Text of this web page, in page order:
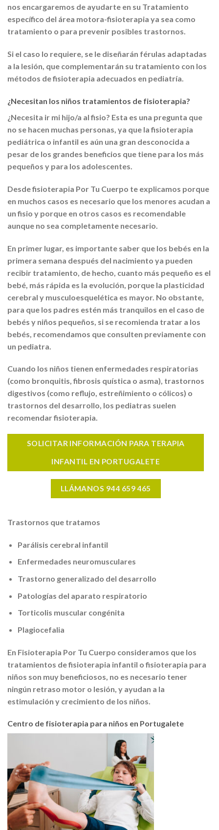
nos encargaremos de ayudarte en su Tratamiento
específico del área motora-fisioterapia ya sea como
tratamiento o para prevenir posibles trastornos.
Si el caso lo requiere, se le diseñarán férulas adaptadas
a la lesión, que complementarán su tratamiento con los
métodos de fisioterapia adecuados en pediatría.
¿Necesitan los niños tratamientos de fisioterapia?
¿Necesita ir mi hijo/a al fisio? Esta es una pregunta que
no se hacen muchas personas, ya que la fisioterapia
pediátrica o infantil es aún una gran desconocida a
pesar de los grandes beneficios que tiene para los más
pequeños y para los adolescentes.
Desde fisioterapia Por Tu Cuerpo te explicamos porque
en muchos casos es necesario que los menores acudan a
un fisio y porque en otros casos es recomendable
aunque no sea completamente necesario.
En primer lugar, es importante saber que los bebés en la
primera semana después del nacimiento ya pueden
recibir tratamiento, de hecho, cuanto más pequeño es el
bebé, más rápida es la evolución, porque la plasticidad
cerebral y musculoesquelética es mayor. No obstante,
para que los padres estén más tranquilos en el caso de
bebés y niños pequeños, si se recomienda tratar a los
bebés, recomendamos que consulten previamente con
un pediatra.
Cuando los niños tienen enfermedades respiratorias
(como bronquitis, fibrosis quística o asma), trastornos
digestivos (como reflujo, estreñimiento o cólicos) o
trastornos del desarrollo, los pediatras suelen
recomendar fisioterapia.
SOLICITAR INFORMACIÓN PARA TERAPIA
INFANTIL EN PORTUGALETE
LLÁMANOS 944 659 465
Trastornos que tratamos
Parálisis cerebral infantil
Enfermedades neuromusculares
Trastorno generalizado del desarrollo
Patologías del aparato respiratorio
Torticolis muscular congénita
Plagiocefalia
En Fisioterapia Por Tu Cuerpo consideramos que los
tratamientos de fisioterapia infantil o fisioterapia para
niños son muy beneficiosos, no es necesario tener
ningún retraso motor o lesión, y ayudan a la
estimulación y crecimiento de los niños.
Centro de fisioterapia para niños en Portugalete